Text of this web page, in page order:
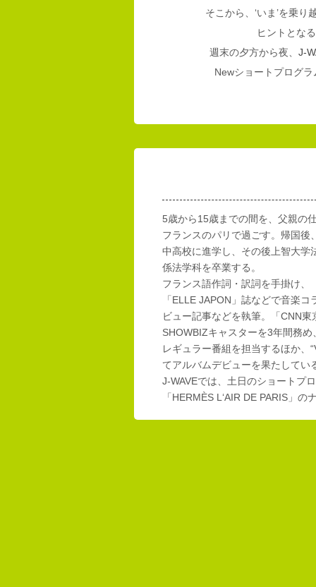
そこから、‘いま’を乗
ヒントとな
週末の夕方から夜、 J-
Newショートプログ
5歳から15歳までの間を、父親の
フランスのパリで過ごす。帰国後
中高校に進学し、その後上智大学
係法学科を卒業する。
フランス語作詞・訳詞を手掛け、
「ELLE JAPON」誌などで音楽コ
ビュー記事などを執筆。「CNN東
SHOWBIZキャスターを3年間務め
レギュラー番組を担当するほか、
てアルバムデビューを果たしてい
J-WAVEでは、土日のショートプ
「HERMÈS L‘AIR DE PARIS」